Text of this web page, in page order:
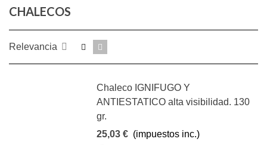
CHALECOS
Relevancia
Chaleco IGNIFUGO Y
ANTIESTATICO alta visibilidad. 130
gr.
25,03 € (impuestos inc.)